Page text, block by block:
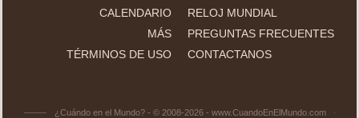
CALENDARIO
RELOJ MUNDIAL
MÁS
PREGUNTAS FRECUENTES
TÉRMINOS DE USO
CONTACTANOS
¿Cuándo en el Mundo? - © 2008-2026 - www.CuandoEnElMundo.com